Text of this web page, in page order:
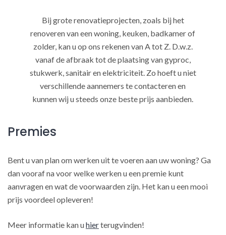
Bij grote renovatieprojecten, zoals bij het
renoveren van een woning, keuken, badkamer of
zolder, kan u op ons rekenen van A tot Z. D.w.z.
vanaf de afbraak tot de plaatsing van gyproc,
stukwerk, sanitair en elektriciteit. Zo hoeft u niet
verschillende aannemers te contacteren en
kunnen wij u steeds onze beste prijs aanbieden.
Premies
Bent u van plan om werken uit te voeren aan uw woning? Ga
dan vooraf na voor welke werken u een premie kunt
aanvragen en wat de voorwaarden zijn. Het kan u een mooi
prijs voordeel opleveren!
Meer informatie kan uhierterugvinden!